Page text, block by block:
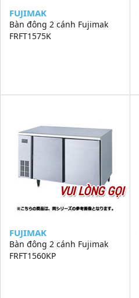
FUJIMAK
Bàn đông 2 cánh Fujimak
FRFT1575K
VUI LÒNG GỌI
FUJIMAK
Bàn đông 2 cánh Fujimak
FRFT1560KP